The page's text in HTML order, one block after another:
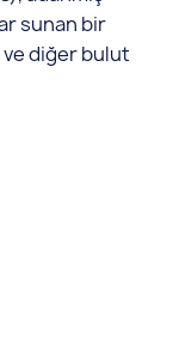
sunan bir
ve diğer bulut